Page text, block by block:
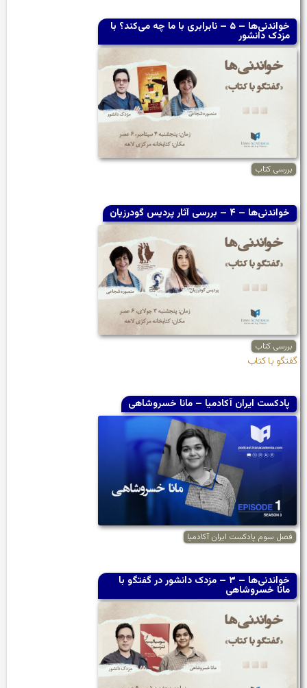
خواندنی‌ها – ۵ – نابرابری با ما چه می‌کند؟ با
مزدک دانشور
بررسی کتاب
خواندنی‌ها – ۴ – بررسی آثار پردیس گودرزیان
بررسی کتاب
گفتگو با کتاب
پادکست ایران آکادمیا – مانا خسروشاهی
فصل سوم پادکست ایران آکادمیا
خواندنی‌ها – ۳ – مزدک دانشور در گفتگو با
مانا خسروشاهی